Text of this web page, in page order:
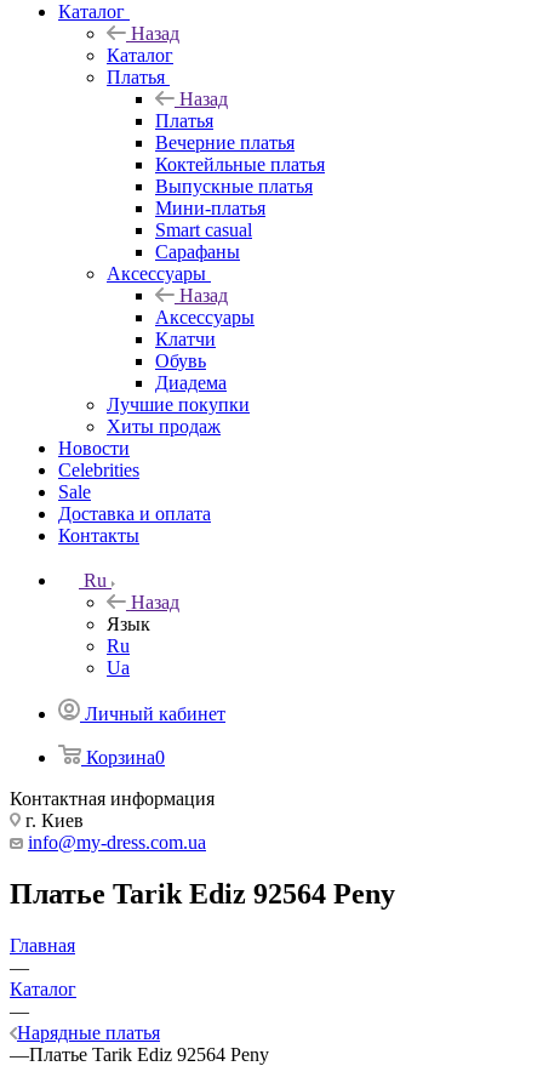
Каталог
Назад
Каталог
Платья
Назад
Платья
Вечерние платья
Коктейльные платья
Выпускные платья
Мини-платья
Smart casual
Сарафаны
Аксессуары
Назад
Аксессуары
Клатчи
Обувь
Диадема
Лучшие покупки
Хиты продаж
Новости
Celebrities
Sale
Доставка и оплата
Контакты
Ru
Назад
Язык
Ru
Ua
Личный кабинет
Корзина0
Контактная информация
г. Киев
info@my-dress.com.ua
Платье Tarik Ediz 92564 Peny
Главная
—
Каталог
—
Нарядные платья
—Платье Tarik Ediz 92564 Peny